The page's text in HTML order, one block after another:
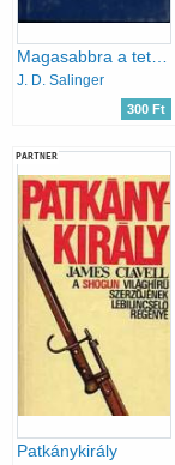
J. D. Salinger
300 Ft
PARTNER
Patkánykirály